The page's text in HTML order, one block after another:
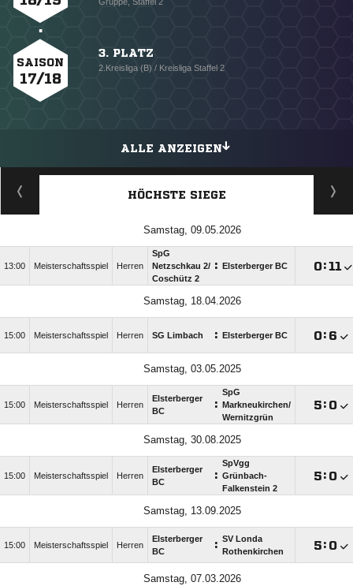
Gruppe, Staffel 2
SAISON
17/18
3. PLATZ
2.Kreisliga (B) / Kreisliga Staffel 2
ALLE ANZEIGEN
HÖCHSTE SIEGE
Samstag, 09.05.2026
13:00 Meisterschaftsspiel Herren
SpG
Netzschkau 2/​
Coschütz 2
: Elsterberger BC :
Samstag, 18.04.2026
15:00 Meisterschaftsspiel Herren SG Limbach : Elsterberger BC : 
Samstag, 03.05.2025
15:00 Meisterschaftsspiel Herren
Elsterberger
BC
:
SpG
Markneukirchen/​
Wernitzgrün
: 
Samstag, 30.08.2025
15:00 Meisterschaftsspiel Herren
Elsterberger
BC
:
SpVgg
Grünbach-
Falkenstein 2
: 
Samstag, 13.09.2025
15:00 Meisterschaftsspiel Herren
Elsterberger
BC
: SV Londa
Rothenkirchen
: 
Samstag, 07.03.2026